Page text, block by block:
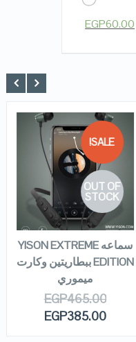
EGP60.00
SALE!
OUT OF
STOCK
QUICK LOOK
VIEW DETAILS
READ MORE
سماعه YISON EXTREME
EDITION ببطاريتين وكارت
ميموري
EGP465.00
EGP385.00